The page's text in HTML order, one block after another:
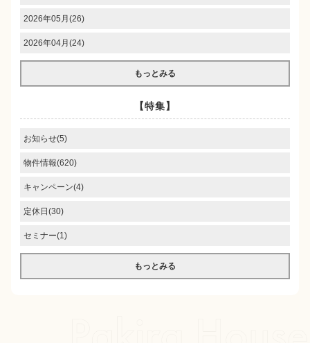
2026年05月(26)
2026年04月(24)
もっとみる
【特集】
お知らせ(5)
物件情報(620)
キャンペーン(4)
定休日(30)
セミナー(1)
もっとみる